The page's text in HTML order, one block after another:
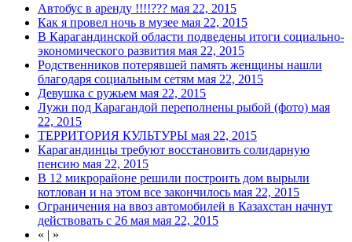
Автобус в аренду !!!!??? мая 22, 2015
Как я провел ночь в музее мая 22, 2015
В Карагандинской области подведены итоги социально-
экономического развития мая 22, 2015
Родственников потерявшей память женщины нашли
благодаря социальным сетям мая 22, 2015
Девушка с ружьем мая 22, 2015
Лужи под Карагандой переполнены рыбой (фото) мая
22, 2015
ТЕРРИТОРИЯ КУЛЬТУРЫ мая 22, 2015
Карагандинцы требуют восстановить солидарную
пенсию мая 22, 2015
В 12 микрорайоне решили построить дом вырыли
котлован и на этом все закончилось мая 22, 2015
Ограничения на ввоз автомобилей в Казахстан начнут
действовать с 26 мая мая 22, 2015
« | »